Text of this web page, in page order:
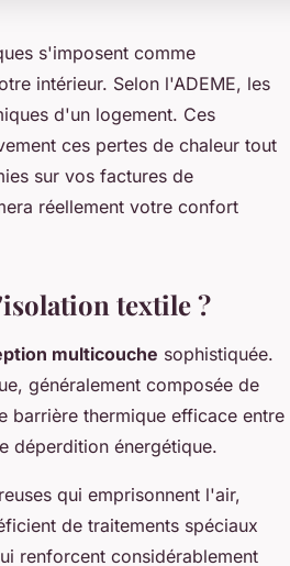
s'imposent comme
intérieur. Selon l'ADEME, les
d'un logement. Ces
ces pertes de chaleur tout
sur vos factures de
réellement votre confort
textile ?
multicouche sophistiquée.
généralement composée de
barrière thermique efficace entre
déperdition énergétique.
qui emprisonnent l'air,
de traitements spéciaux
renforcent considérablement